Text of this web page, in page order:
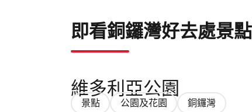
即看銅鑼灣好去處景點
維多利亞公園
景點 公園及花園 銅鑼灣